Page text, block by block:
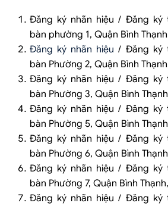
Đăng ký nhãn hiệu / Đăng ký
bàn phường 1, Quận Bình Thạnh
Đăng ký nhãn hiệu / Đăng ký
bàn Phường 2, Quận Bình
Đăng ký nhãn hiệu / Đăng ký
bàn Phường 3, Quận Bình
Đăng ký nhãn hiệu / Đăng ký
bàn Phường 5, Quận Bình
Đăng ký nhãn hiệu / Đăng ký
bàn Phường 6, Quận Bình
Đăng ký nhãn hiệu / Đăng ký
bàn Phường 7, Quận Bình Thạnh,
Đăng ký nhãn hiệu / Đăng ký